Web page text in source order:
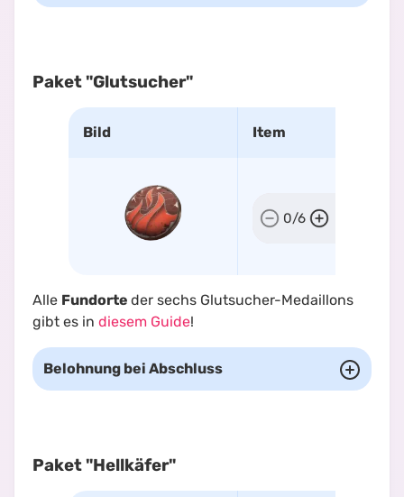
Paket "Glutsucher"
Bild Item
0/6
Alle Fundorte der sechs Glutsucher-Medaillons
gibt es in diesem Guide!
Belohnung bei Abschluss
Paket "Hellkäfer"